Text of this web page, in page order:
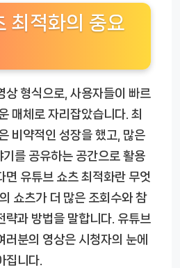
최적화의 중요
상 형식으로, 사용자들이 빠르
매체로 자리잡았습니다. 최
비약적인 성장을 했고, 많은
를 공유하는 공간으로 활용
면 유튜브 쇼츠 최적화란 무엇
쇼츠가 더 많은 조회수와 참
략과 방법을 말합니다. 유튜브
러분의 영상은 시청자의 눈에
집니다.